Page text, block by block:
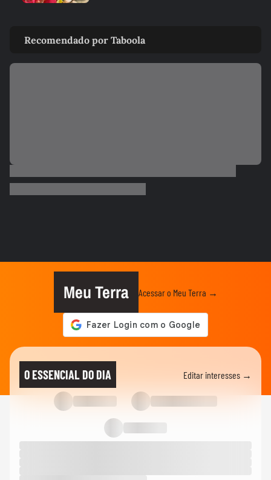
após críticas sobre turnê:...
MEU SONORA
transmissão ao vivo em...
'Mulheres precisam ser amadas, e não
compreendidas': namorado de...
Jojo Todynho se anima após lipo para
retirar 4 kg das pernas:...
Boni rebate comentário de que ‘está gagá’
nas redes sociais
Recomendado por Taboola
Meu Terra Acessar o Meu Terra →
O ESSENCIAL DO DIA Editar interesses →